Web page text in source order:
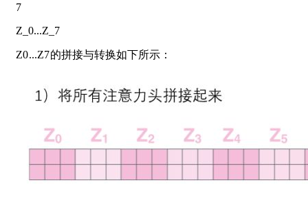
7
Z_0...Z_7
Z0...Z7的拼接与转换如下所示：